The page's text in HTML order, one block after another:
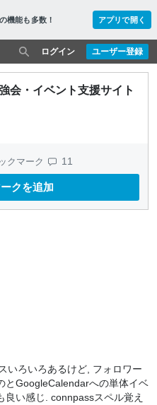
機能も多数！ アプリで開く
ユーザー登録
ログイン
会・イベント支援サイト
クマーク 11
クを追加
いろいろあるけど, フォロワー
とGoogleCalendarへの単体イベ
良い感じ. connpassスペル覚え